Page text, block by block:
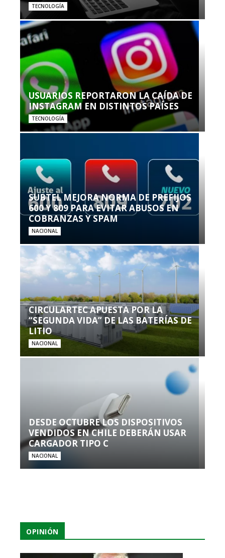
TECNOLOGÍA
USUARIOS REPORTARON LA CAÍDA DE
INSTAGRAM EN DISTINTOS PAÍSES
TECNOLOGÍA
SUBTEL MEJORA NORMA DE PREFIJOS
600 Y 809 PARA EVITAR ABUSOS EN
COBRANZAS Y SPAM
NACIONAL
CIRCULARTEC APUESTA POR LA
“SEGUNDA VIDA” DE LAS BATERÍAS DE
LITIO
NACIONAL
DESDE OCTUBRE LOS DISPOSITIVOS
VENDIDOS EN CHILE DEBERÁN USAR
CARGADOR TIPO C
NACIONAL
OPINIÓN